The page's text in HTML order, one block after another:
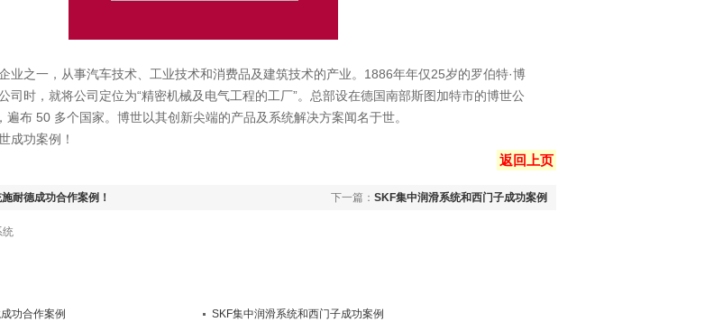
业之一，从事汽车技术、工业技术和消费品及建筑技术的产业。1886年年仅25岁的罗伯特·博
司时，就将公司定位为“精密机械及电气工程的工厂”。总部设在德国南部斯图加特市的博世公
布 50 多个国家。博世以其创新尖端的产品及系统解决方案闻名于世。
成功案例！
返回上页
耐德成功合作案例！ 下一篇： SKF集中润滑系统和西门子成功案例
统
功合作案例
SKF集中润滑系统和西门子成功案例